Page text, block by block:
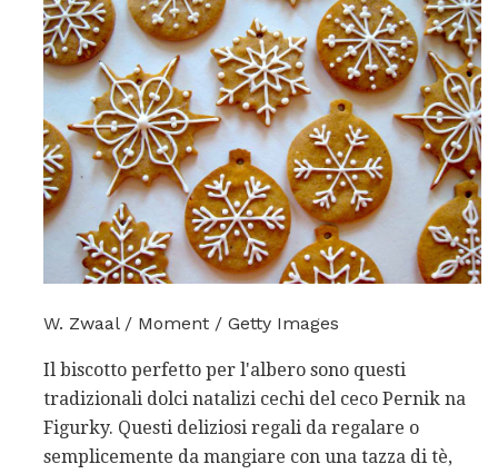
W. Zwaal / Moment / Getty Images
Il biscotto perfetto per l'albero sono questi
tradizionali dolci natalizi cechi del ceco Pernik na
Figurky. Questi deliziosi regali da regalare o
semplicemente da mangiare con una tazza di tè,